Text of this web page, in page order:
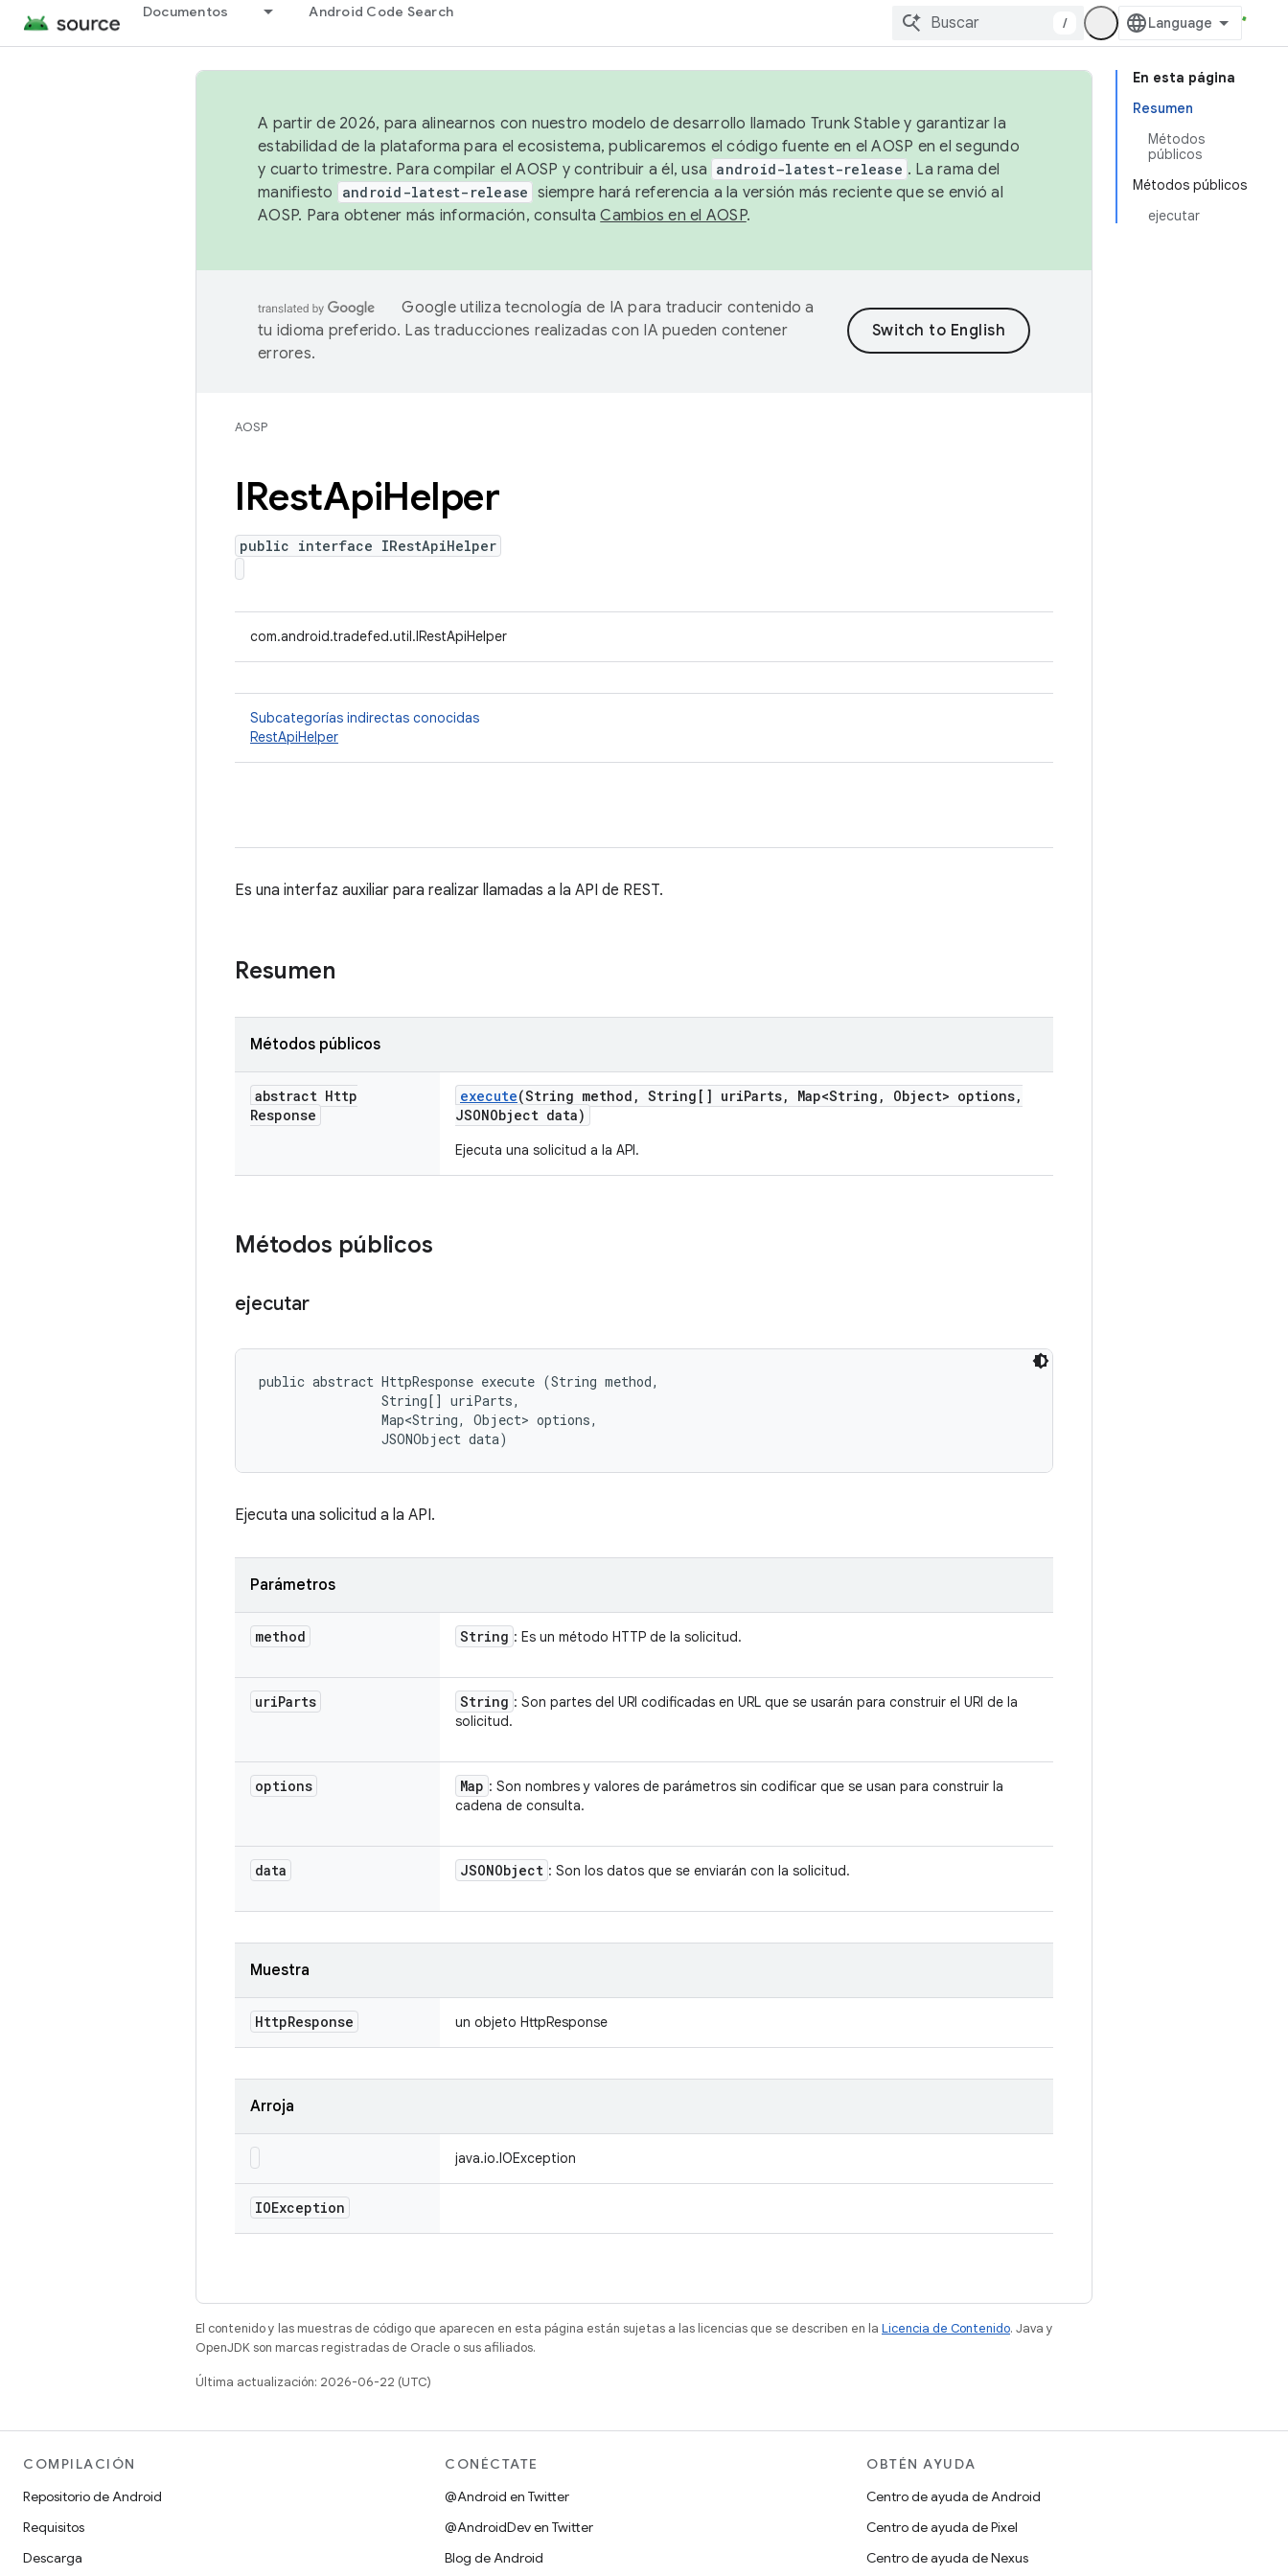
Documentos Android Code Search
/
En esta página
Resumen
Métodos
públicos
Métodos públicos
ejecutar
A partir de 2026, para alinearnos con nuestro modelo de desarrollo llamado Trunk Stable y garantizar la
estabilidad de la plataforma para el ecosistema, publicaremos el código fuente en el AOSP en el segundo
y cuarto trimestre. Para compilar el AOSP y contribuir a él, usa android-latest-release . La rama del
manifiesto
android-latest-release siempre hará referencia a la versión más reciente que se envió al
AOSP. Para obtener más información, consultaCambios en el AOSP.
Google utiliza tecnología de IA para traducir contenido a
tu idioma preferido. Las traducciones realizadas con IA pueden contener
errores.
AOSP
IRestApiHelper
public interface IRestApiHelper
com.android.tradefed.util.IRestApiHelper
Subcategorías indirectas conocidas
RestApiHelper
Es una interfaz auxiliar para realizar llamadas a la API de REST.
Resumen
Métodos públicos
abstract Http
Response
execute(String method , String[] uriParts, Map<String , Object> options,
JSONObject data)
Ejecuta una solicitud a la API.
Métodos públicos
ejecutar
public abstract HttpResponse execute (String method,
                String[] uriParts,
                Map<String, Object> options,
                JSONObject data)
Ejecuta una solicitud a la API.
Parámetros
method String : Es un método HTTP de la solicitud.
uriParts String : Son partes del URI codificadas en URL que se usarán para construir el URI de la
solicitud.
options Map : Son nombres y valores de parámetros sin codificar que se usan para construir la
cadena de consulta.
data JSONObject : Son los datos que se enviarán con la solicitud.
Muestra
HttpResponse un objeto HttpResponse
Arroja
java.io.IOException
IOException
El contenido y las muestras de código que aparecen en esta página están sujetas a las licencias que se describen en la Licencia de Contenido. Java y
OpenJDK son marcas registradas de Oracle o sus afiliados.
Última actualización: 2026-06-22 (UTC)
COMPILACIÓN
Repositorio de Android
Requisitos
Descarga
CONÉCTATE
@Android en Twitter
@AndroidDev en Twitter
Blog de Android
OBTÉN AYUDA
Centro de ayuda de Android
Centro de ayuda de Pixel
Centro de ayuda de Nexus